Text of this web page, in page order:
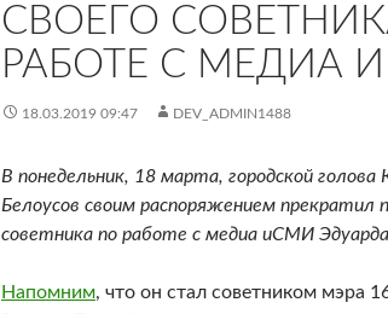
СВОЕГО
РАБОТЕ С МЕДИА
18.03.2019 09:47 DEV_ADMIN1488
В понедельник, 18 марта, городской голова
Белоусов своим распоряжением прекратил
советника по работе с медиа иСМИ Эдуарда
Напомним, что он стал советником мэра